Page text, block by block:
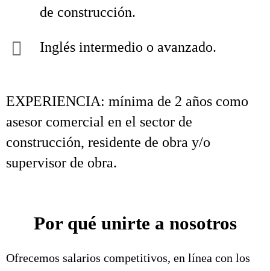
de construcción.
Inglés intermedio o avanzado.
EXPERIENCIA: mínima de 2 años como
asesor comercial en el sector de
construcción, residente de obra y/o
supervisor de obra.
Por qué unirte a nosotros
Ofrecemos salarios competitivos, en línea con los